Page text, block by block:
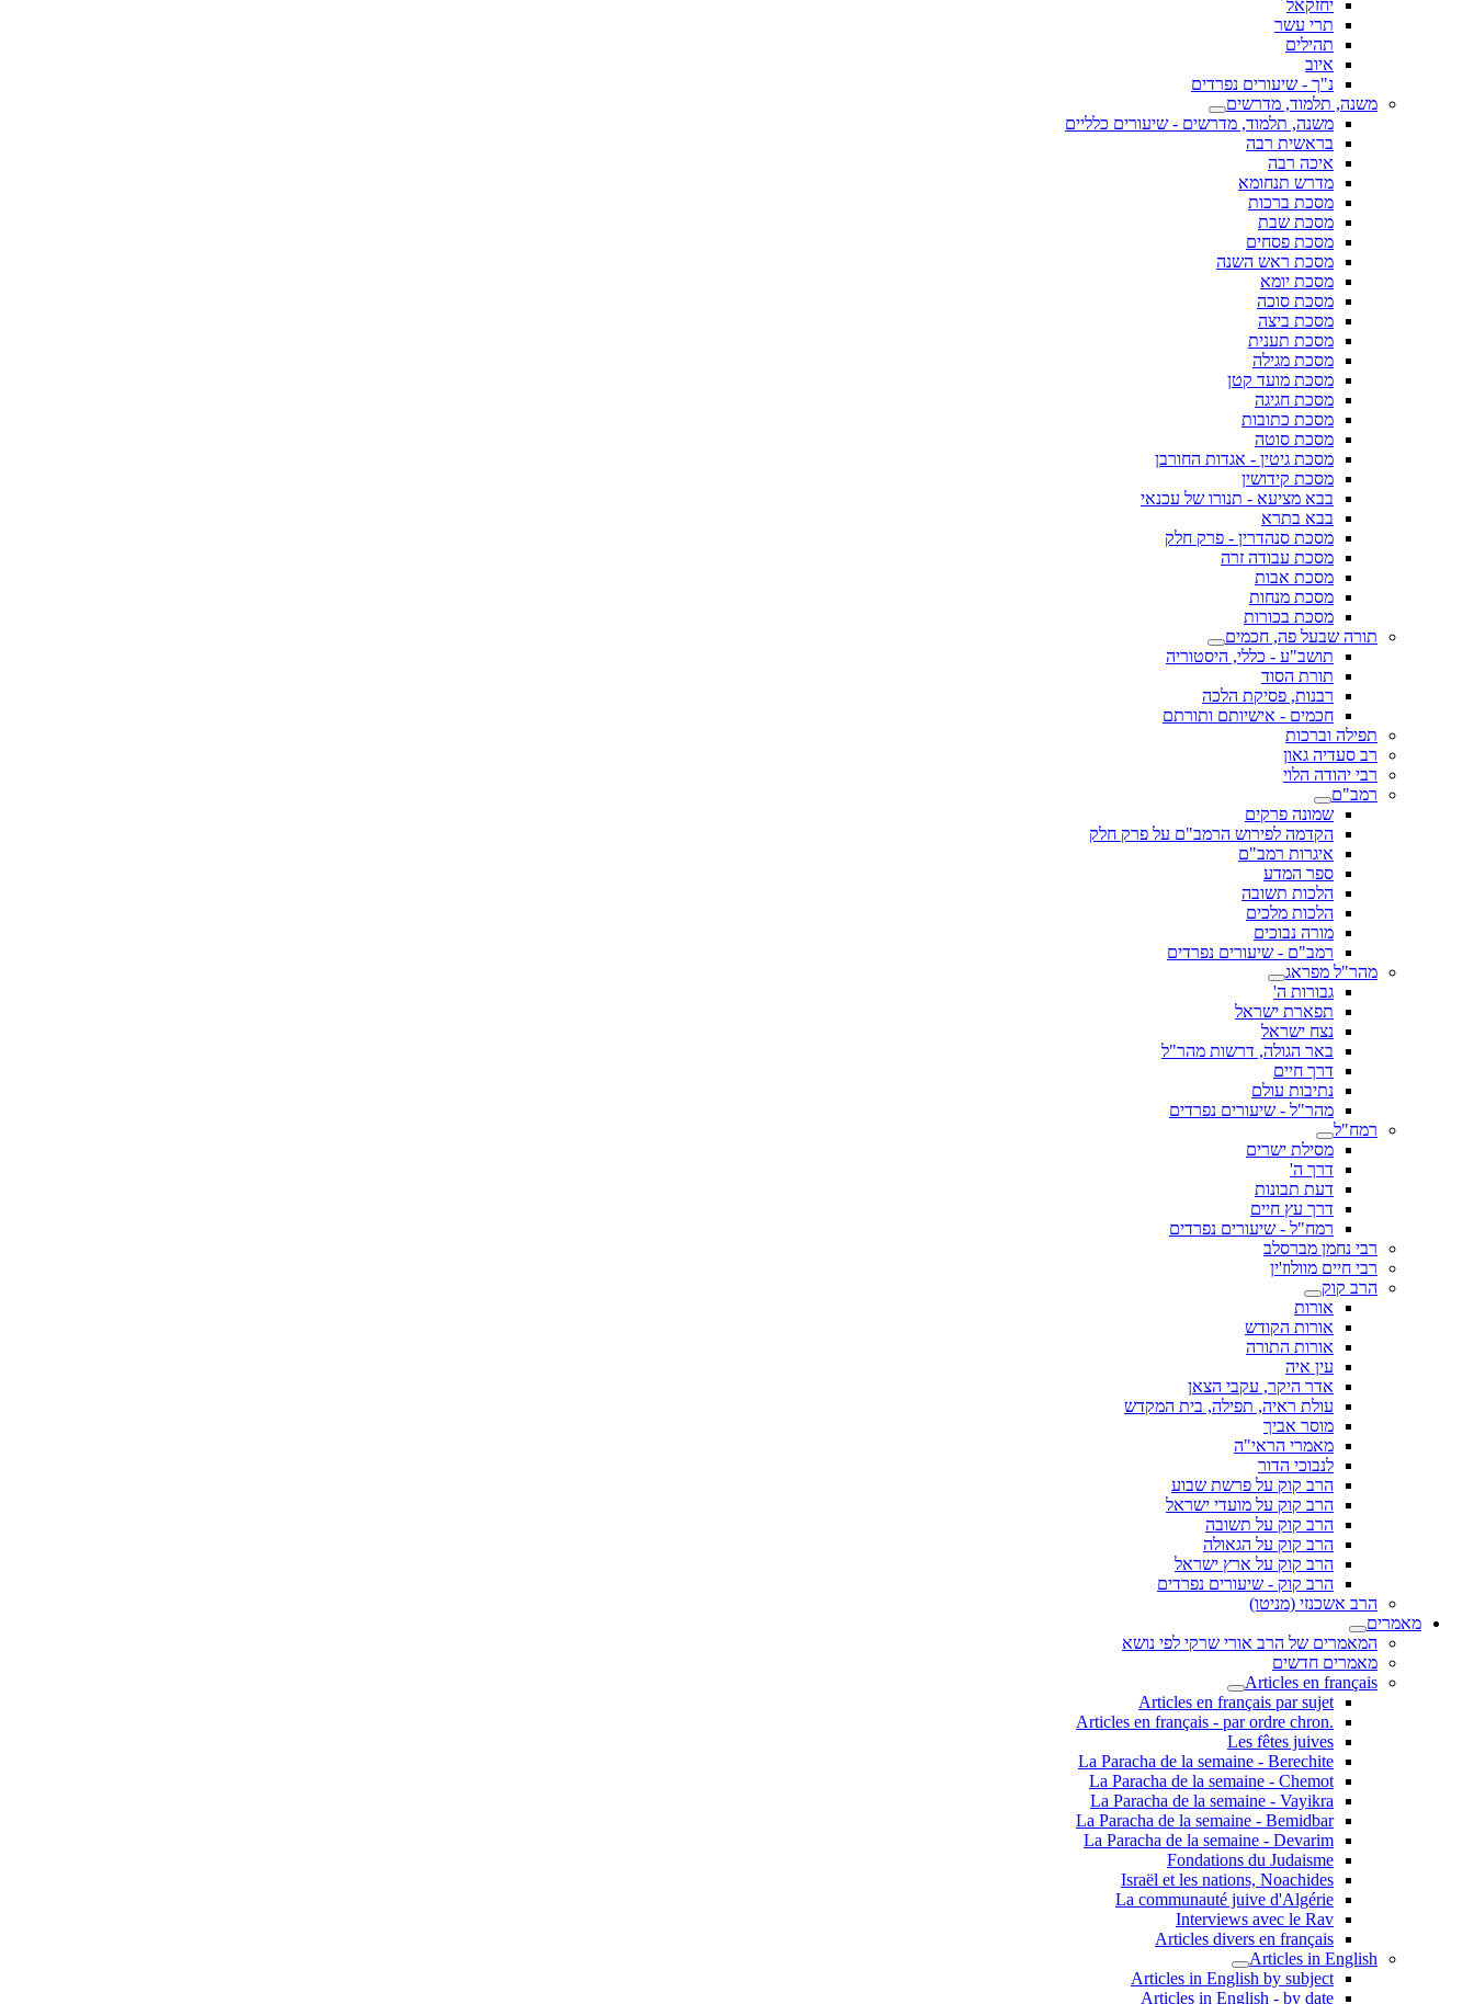
יחזקאל
תרי עשר
תהילים
איוב
נ"ך - שיעורים נפרדים
משנה, תלמוד, מדרשים
משנה, תלמוד, מדרשים - שיעורים כלליים
בראשית רבה
איכה רבה
מדרש תנחומא
מסכת ברכות
מסכת שבת
מסכת פסחים
מסכת ראש השנה
מסכת יומא
מסכת סוכה
מסכת ביצה
מסכת תענית
מסכת מגילה
מסכת מועד קטן
מסכת חגיגה
מסכת כתובות
מסכת סוטה
מסכת גיטין - אגדות החורבן
מסכת קידושין
בבא מציעא - תנורו של עכנאי
בבא בתרא
מסכת סנהדרין - פרק חלק
מסכת עבודה זרה
מסכת אבות
מסכת מנחות
מסכת בכורות
תורה שבעל פה, חכמים
תושב"ע - כללי, היסטוריה
תורת הסוד
רבנות, פסיקת הלכה
חכמים - אישיותם ותורתם
תפילה וברכות
רב סעדיה גאון
רבי יהודה הלוי
רמב"ם
שמונה פרקים
הקדמה לפירוש הרמב"ם על פרק חלק
איגרות רמב"ם
ספר המדע
הלכות תשובה
הלכות מלכים
מורה נבוכים
רמב"ם - שיעורים נפרדים
מהר"ל מפראג
גבורות ה'
תפארת ישראל
נצח ישראל
באר הגולה, דרשות מהר"ל
דרך חיים
נתיבות עולם
מהר"ל - שיעורים נפרדים
רמח"ל
מסילת ישרים
דרך ה'
דעת תבונות
דרך עץ חיים
רמח"ל - שיעורים נפרדים
רבי נחמן מברסלב
רבי חיים מוולוז'ין
הרב קוק
אורות
אורות הקודש
אורות התורה
עין איה
אדר היקר, עקבי הצאן
עולת ראיה, תפילה, בית המקדש
מוסר אביך
מאמרי הראי"ה
לנבוכי הדור
הרב קוק על פרשת שבוע
הרב קוק על מועדי ישראל
הרב קוק על תשובה
הרב קוק על הגאולה
הרב קוק על ארץ ישראל
הרב קוק - שיעורים נפרדים
הרב אשכנזי (מניטו)
מאמרים
המאמרים של הרב אורי שרקי לפי נושא
מאמרים חדשים
Articles en français
Articles en français par sujet
.Articles en français - par ordre chron
Les fêtes juives
La Paracha de la semaine - Berechite
La Paracha de la semaine - Chemot
La Paracha de la semaine - Vayikra
La Paracha de la semaine - Bemidbar
La Paracha de la semaine - Devarim
Fondations du Judaisme
Israël et les nations, Noachides
La communauté juive d'Algérie
Interviews avec le Rav
Articles divers en français
Articles in English
Articles in English by subject
Articles in English - by date